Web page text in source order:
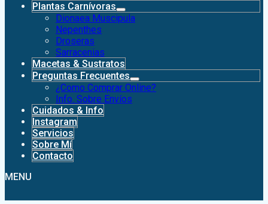
Plantas Carnívoras
Dionaea Muscipula
Nepenthes
Droseras
Sarracenias
Macetas & Sustratos
Preguntas Frecuentes
¿Como Comprar Online?
Info. Sobre Envíos
Cuidados & Info
Instagram
Servicios
Sobre Mí
Contacto
MENU